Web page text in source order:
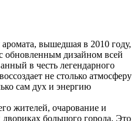
вышедшая в 2010 году,
обновленным дизайном всей
в честь легендарного
не столько атмосферу
сам дух и энергию
жителей, очарование и
большого города. Это